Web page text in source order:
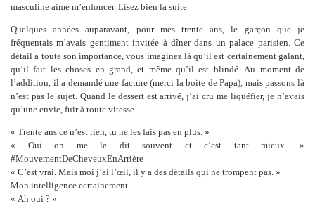
masculine aime m’enfoncer. Lisez bien la suite.
Quelques années auparavant, pour mes trente ans, le garçon que je
fréquentais m’avais gentiment invitée à dîner dans un palace parisien. Ce
détail a toute son importance, vous imaginez là qu’il est certainement galant,
qu’il fait les choses en grand, et même qu’il est blindé. Au moment de
l’addition, il a demandé une facture (merci la boite de Papa), mais passons là
n’est pas le sujet. Quand le dessert est arrivé, j’ai cru me liquéfier, je n’avais
qu’une envie, fuir à toute vitesse.
« Trente ans ce n’est rien, tu ne les fais pas en plus. »
« Oui on me le dit souvent et c’est tant mieux. »
#MouvementDeCheveuxEnArrière
« C’est vrai. Mais moi j’ai l’œil, il y a des détails qui ne trompent pas. »
Mon intelligence certainement.
« Ah oui ? »